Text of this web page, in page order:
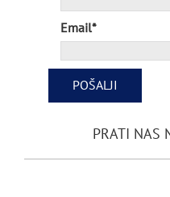
Email*
PRATI NAS